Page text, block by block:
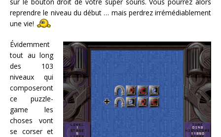
reprendre le niveau du début … mais perdrez irrémédiablement
une vie!
Évidemment
tout au long
des 103
niveaux qui
composeront
ce puzzle-
game les
choses vont
se corser et